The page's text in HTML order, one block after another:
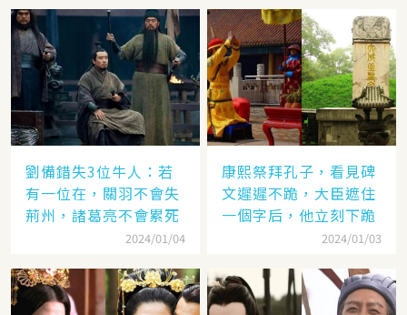
劉備錯失3位牛人：若
有一位在，關羽不會失
荊州，諸葛亮不會累死
2024/01/04
康熙祭拜孔子，看見碑
文遲遲不跪，大臣遮住
一個字后，他立刻下跪
2024/01/03